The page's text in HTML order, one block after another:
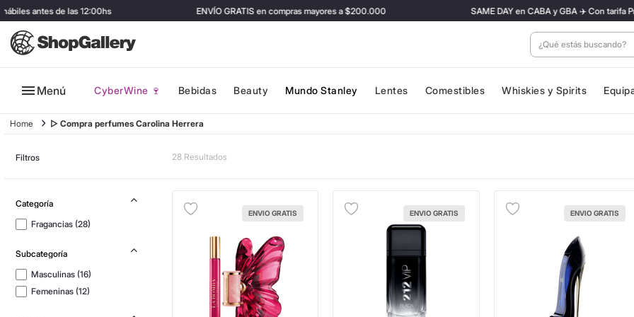
antes de las 12:00hs ENVÍO GRATIS en compras mayores a $200.000 SAME DAY en CABA y GBA ✈️ Con tarifa
¿Qué estás
Menú CyberWine 🍷 Bebidas Beauty Mundo Stanley Lentes Comestibles Whiskies y Spirits
▷ Compra perfumes Carolina Herrera
Filtros 28
Fragancias (28)
Masculinas (16)
Femeninas (12)
ENVIO GRATIS ENVIO GRATIS ENVIO GRATIS